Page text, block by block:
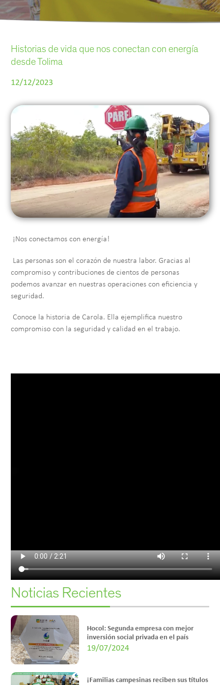
Historias de vida que nos conectan con energía
desde Tolima
12/12/2023
¡Nos conectamos con energía!
Las personas son el corazón de nuestra labor. Gracias al
compromiso y contribuciones de cientos de personas
podemos avanzar en nuestras operaciones con eficiencia y
seguridad.
Conoce la historia de Carola. Ella ejemplifica nuestro
compromiso con la seguridad y calidad en el trabajo.
Noticias Recientes
Hocol: Segunda empresa con mejor
inversión social privada en el país
19/07/2024
¡Familias campesinas reciben sus títulos